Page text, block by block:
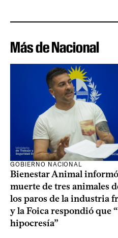
Más de Nacional
GOBIERNO NACIONAL
Bienestar Animal
muerte de tres animales
los paros de la industria
y la Foica respondió que
hipocresía”